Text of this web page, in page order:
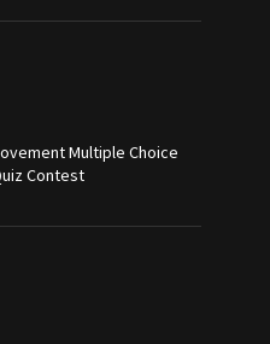
Multiple Choice
Contest